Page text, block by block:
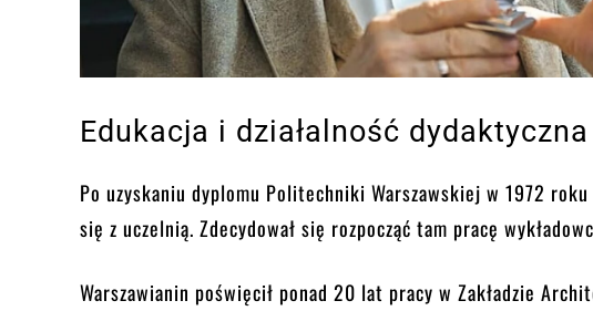
Edukacja i działalność dydaktyczna
Po uzyskaniu dyplomu Politechniki Warszawskiej w 1972
się z uczelnią. Zdecydował się rozpocząć tam pracę
Warszawianin poświęcił ponad 20 lat pracy w Zakładzie